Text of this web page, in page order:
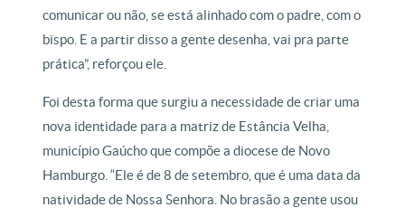
comunicar ou não, se está alinhado com o padre, com o
bispo. E a partir disso a gente desenha, vai pra parte
prática”, reforçou ele.
Foi desta forma que surgiu a necessidade de criar uma
nova identidade para a matriz de Estância Velha,
município Gaúcho que compõe a diocese de Novo
Hamburgo. “Ele é de 8 de setembro, que é uma data da
natividade de Nossa Senhora. No brasão a gente usou